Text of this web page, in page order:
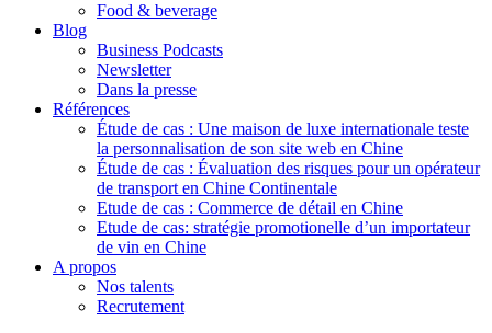
Food & beverage
Blog
Business Podcasts
Newsletter
Dans la presse
Références
Étude de cas : Une maison de luxe internationale teste
la personnalisation de son site web en Chine
Étude de cas : Évaluation des risques pour un opérateur
de transport en Chine Continentale
Etude de cas : Commerce de détail en Chine
Etude de cas: stratégie promotionelle d’un importateur
de vin en Chine
A propos
Nos talents
Recrutement